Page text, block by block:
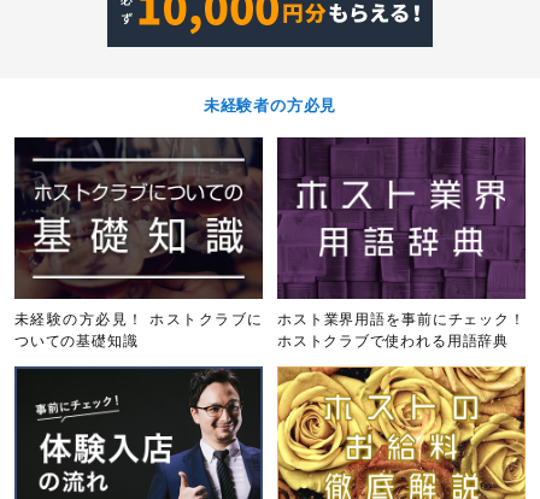
未経験者の方必見
未経験の方必見！ ホストクラブに
ついての基礎知識
ホスト業界用語を事前にチェック！
ホストクラブで使われる用語辞典